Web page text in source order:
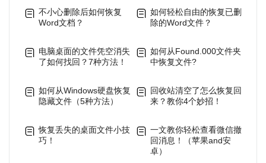
不小心删除后如何恢复
Word文档？
电脑桌面的文件凭空消失
了如何找回？7种方法！
如何从Windows硬盘恢复
隐藏文件（5种方法）
恢复丢失的桌面文件小技
巧！
如何轻松自由的恢复已删
除的Word文件？
如何从Found.000文件夹
中恢复文件?
回收站清空了怎么恢复回
来？教你4个妙招！
一文教你轻松查看微信撤
回消息！（苹果and安
卓）